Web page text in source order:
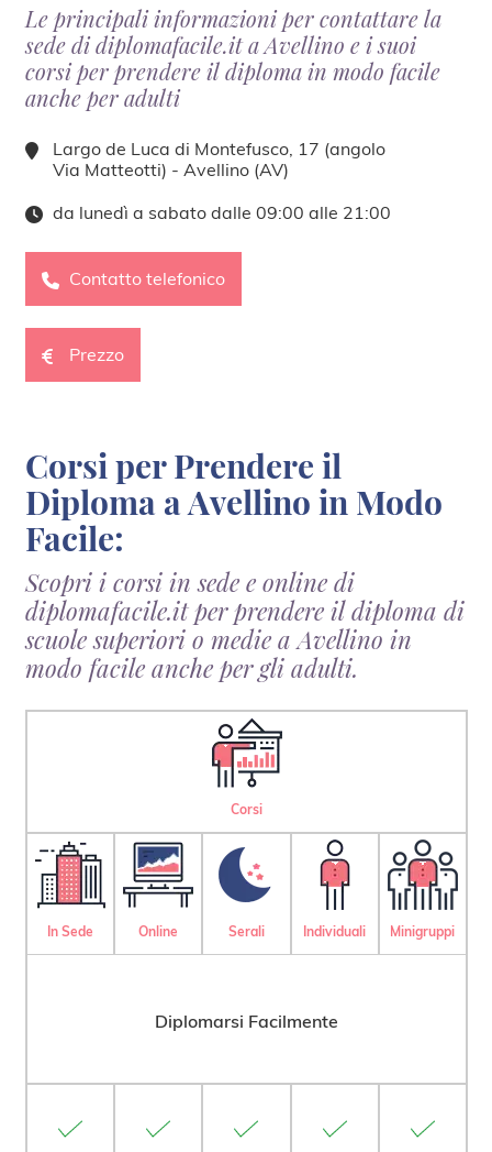
Le principali informazioni per contattare la
sede di diplomafacile.it a Avellino e i suoi
corsi per prendere il diploma in modo facile
anche per adulti
Largo de Luca di Montefusco, 17 (angolo
Via Matteotti) - Avellino (AV)
da lunedì a sabato dalle 09:00 alle 21:00
Contatto telefonico
Prezzo
Corsi per Prendere il
Diploma a Avellino in Modo
Facile:
Scopri i corsi in sede e online di
diplomafacile.it per prendere il diploma di
scuole superiori o medie a Avellino in
modo facile anche per gli adulti.
Corsi
In Sede Online Serali Individuali Minigruppi
Diplomarsi Facilmente